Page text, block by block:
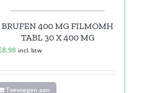
BRUFEN 400 MG FILMOMH
TABL 30 X 400 MG
8,98 incl. btw
Toevoegen aan